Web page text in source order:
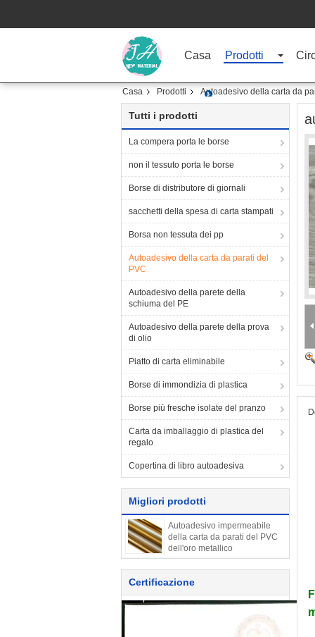
Casa Prodotti
Casa Prodotti Autoadesivo della carta da
Tutti i prodotti
La compera porta le borse
non il tessuto porta le borse
Borse di distributore di giornali
sacchetti della spesa di carta stampati
Borsa non tessuta dei pp
Autoadesivo della carta da parati del
PVC
Autoadesivo della parete della
schiuma del PE
Autoadesivo della parete della prova
di olio
Piatto di carta eliminabile
Borse di immondizia di plastica
Borse più fresche isolate del pranzo
Carta da imballaggio di plastica del
regalo
Copertina di libro autoadesiva
Migliori prodotti
Autoadesivo impermeabile
della carta da parati del PVC
dell'oro metallico
Certificazione